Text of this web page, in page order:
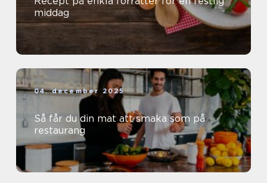
middag
04. december 2025
Så får du din mat att smaka som på
restaurang